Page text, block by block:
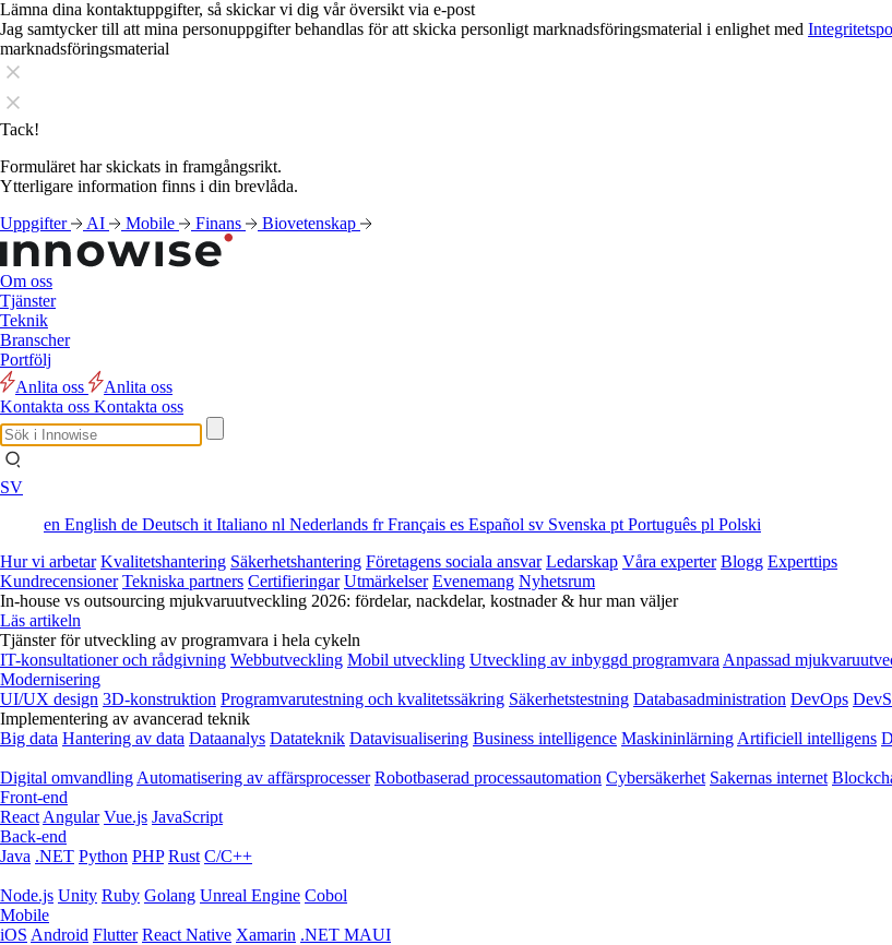
Lämna dina kontaktuppgifter, så skickar vi dig vår översikt via e-post
Jag samtycker till att mina personuppgifter behandlas för att skicka personligt marknadsföringsmaterial i enlighet med
marknadsföringsmaterial
Tack!
Formuläret har skickats in framgångsrikt.
Ytterligare information finns i din brevlåda.
Uppgifter
AI Mobile Finans Biovetenskap
Om oss
Tjänster
Teknik
Branscher
Portfölj
Anlita oss
Anlita oss
Kontakta oss Kontakta oss
SV
en English de Deutsch it Italiano nl Nederlands frFrançais es Español sv Svenska pt Português pl Polski
Hur vi arbetar Kvalitetshantering Säkerhetshantering Företagens sociala ansvar Ledarskap Våra experter Blogg Experttips
Kundrecensioner Tekniska partners Certifieringar Utmärkelser Evenemang Nyhetsrum
In-house vs outsourcing mjukvaruutveckling 2026: fördelar, nackdelar, kostnader & hur man väljer
Läs artikeln
Tjänster för utveckling av programvara i hela cykeln
IT-konsultationer och rådgivning Webbutveckling Mobil utveckling Utveckling av inbyggd programvara Anpassad
Modernisering
UI/UX design 3D-konstruktion Programvarutestning och kvalitetssäkring Säkerhetstestning Databasadministration DevOps
Implementering av avancerad teknik
Big data Hantering av data Dataanalys Datateknik Datavisualisering Business intelligence Maskininlärning Artificiell intelligens
Digital omvandling Automatisering av affärsprocesser Robotbaserad processautomation Cybersäkerhet Sakernas internet
Front-end
React Angular Vue.js JavaScript
Back-end
Java .NET Python PHP Rust C/C++
Node.js Unity Ruby Golang Unreal Engine Cobol
Mobile
iOS Android Flutter React Native Xamarin .NET MAUI